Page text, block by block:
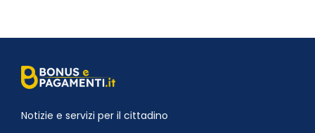
Notizie e servizi per il cittadino